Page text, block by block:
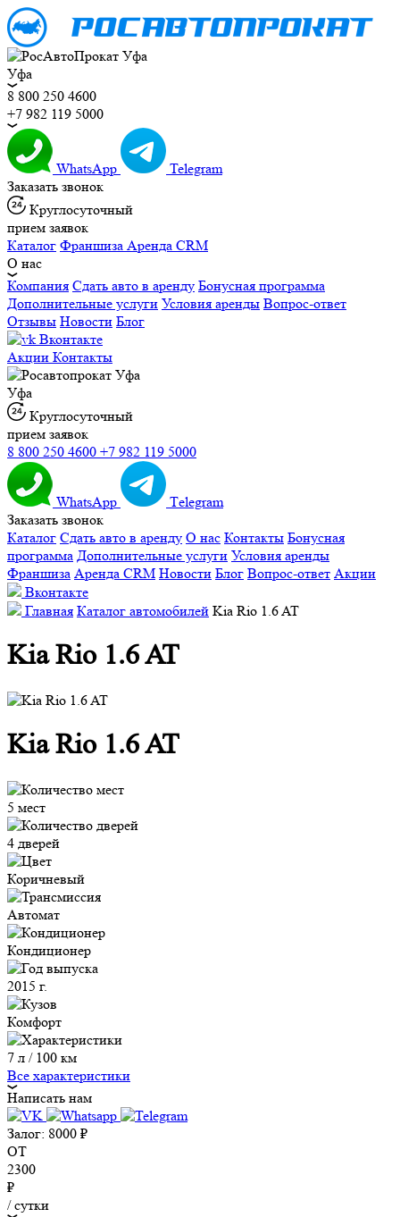
Уфа
8 800 250 4600
+7 982 119 5000
WhatsApp
Telegram
Заказать звонок
Круглосуточный
прием заявок
Каталог Франшиза Аренда CRM
О нас
Компания Сдать авто в аренду Бонусная программа
Дополнительные услуги Условия аренды Вопрос-ответ
Отзывы Новости Блог
Вконтакте
Акции Контакты
Уфа
Круглосуточный
прием заявок
8 800 250 4600 +7 982 119 5000
WhatsApp
Тelegram
Заказать звонок
Каталог Сдать авто в аренду О нас Контакты Бонусная
программа Дополнительные услуги Условия аренды
Франшиза Аренда CRM Новости Блог Вопрос-ответ Акции
Вконтакте
Главная Каталог автомобилей Kia Rio 1.6 AT
Kia Rio 1.6 AT
Kia Rio 1.6 AT
5 мест
4 дверей
Коричневый
Автомат
Кондиционер
2015 г.
Комфорт
7 л / 100 км
Все характеристики
Написать нам
Залог: 8000 ₽
ОТ
2300
₽
/ сутки